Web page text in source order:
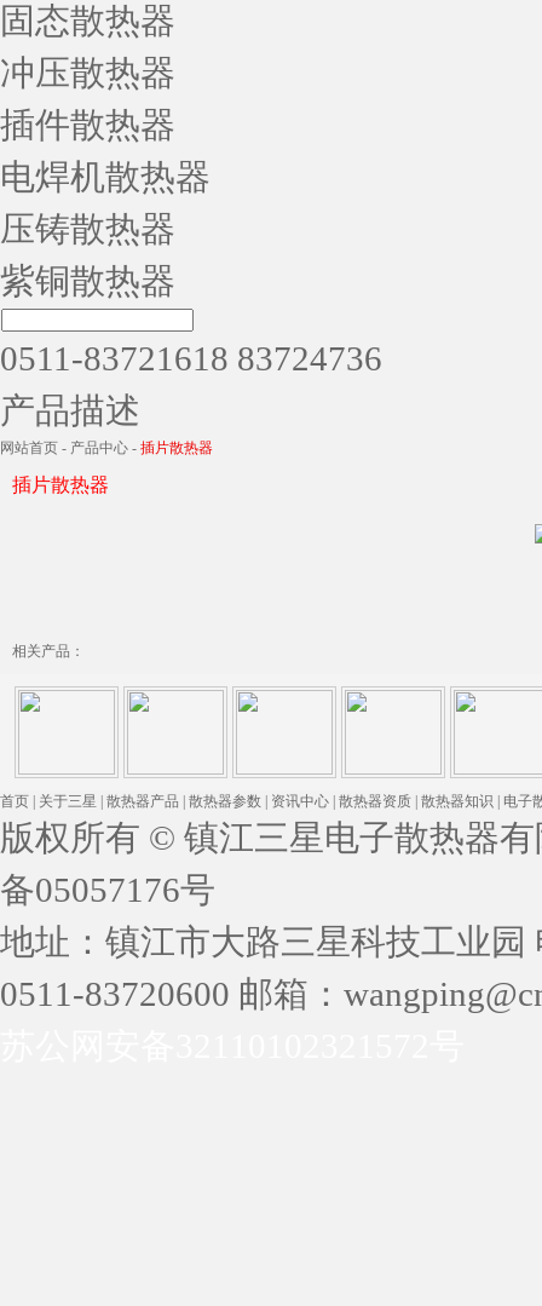
固态散热器
冲压散热器
插件散热器
电焊机散热器
压铸散热器
紫铜散热器
0511-83721618 83724736
产品描述
网站首页 - 产品中心 - 插片散热器
插片散热器
相关产品：
首页 关于三星 散热器产品 散热器参数 资讯中心 散热器资质 散热器知识 电子
版权所有 © 镇江三星电子散热器
备05057176号
地址：镇江市大路三星科技工业园
0511-83720600 邮箱：